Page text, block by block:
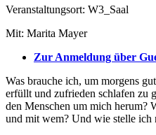
Veranstaltungsort: W3_Saal
Mit: Marita Mayer
Zur Anmeldung über
Was brauche ich, um morgens
erfüllt und zufrieden schlafen zu
den Menschen um mich herum?
und mit wem? Und wie stelle ich